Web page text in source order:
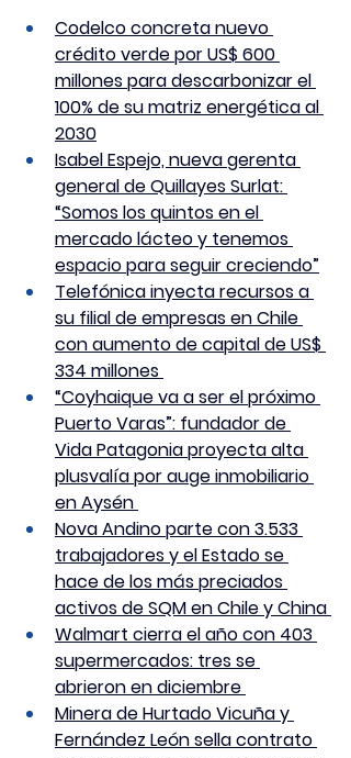
Codelco concreta nuevo
crédito verde por US$ 600
millones para descarbonizar el
100% de su matriz energética al
2030
Isabel Espejo, nueva gerenta
general de Quillayes Surlat:
“Somos los quintos en el
mercado lácteo y tenemos
espacio para seguir creciendo”
Telefónica inyecta recursos a
su filial de empresas en Chile
con aumento de capital de US$
334 millones
“Coyhaique va a ser el próximo
Puerto Varas”: fundador de
Vida Patagonia proyecta alta
plusvalía por auge inmobiliario
en Aysén
Nova Andino parte con 3.533
trabajadores y el Estado se
hace de los más preciados
activos de SQM en Chile y China
Walmart cierra el año con 403
supermercados: tres se
abrieron en diciembre
Minera de Hurtado Vicuña y
Fernández León sella contrato